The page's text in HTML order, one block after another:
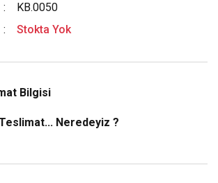
KB.0050
Stokta Yok
Bilgisi
Neredeyiz ?